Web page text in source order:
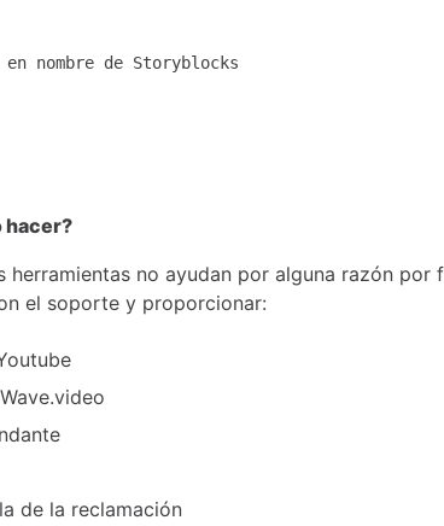
en nombre de Storyblocks
hacer?
herramientas no ayudan por alguna razón por
el soporte y proporcionar:
de la reclamación